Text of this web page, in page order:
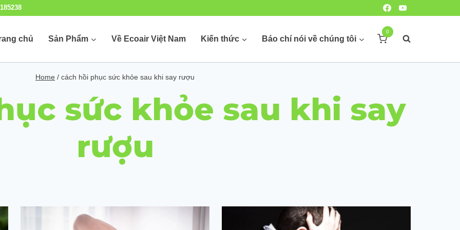
chủ Sản Phẩm Về Ecoair Việt Nam Kiến thức Báo chí nói về chúng tôi
0
Home / cách hồi phục sức khỏe sau khi say rượu
sức khỏe sau khi say
rượu